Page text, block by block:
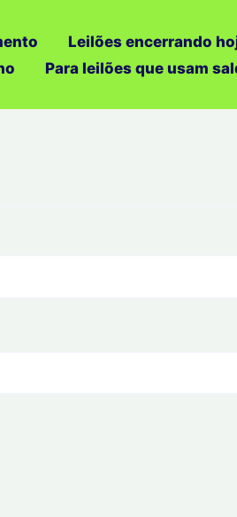
Leilões encerrando
Para leilões que usam